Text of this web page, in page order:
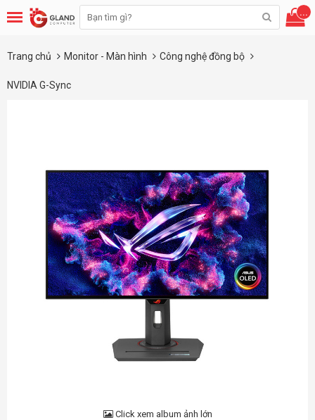
...
Trang chủ Monitor - Màn hình Công nghệ đồng bộ
NVIDIA G-Sync
Click xem album ảnh lớn